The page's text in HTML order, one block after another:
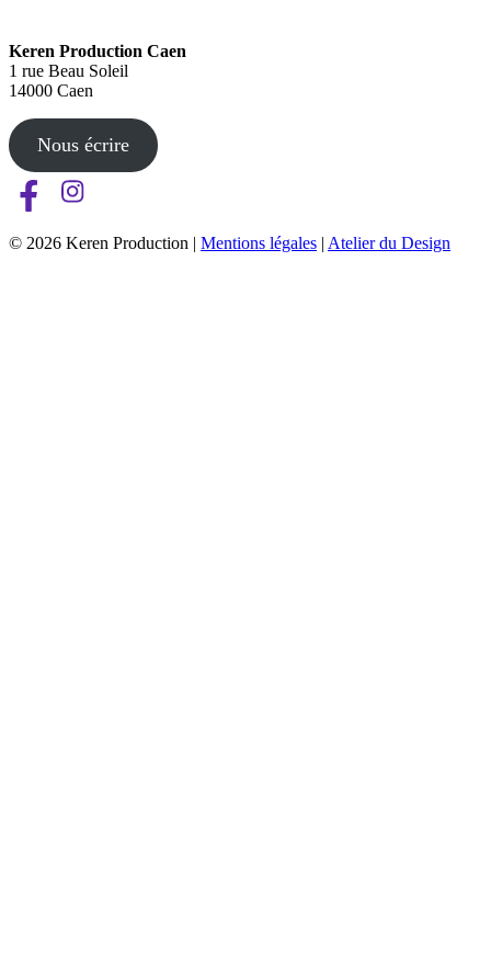
Keren Production Caen
1 rue Beau Soleil
14000 Caen
Nous écrire
© 2026 Keren Production | Mentions légales | Atelier du Design